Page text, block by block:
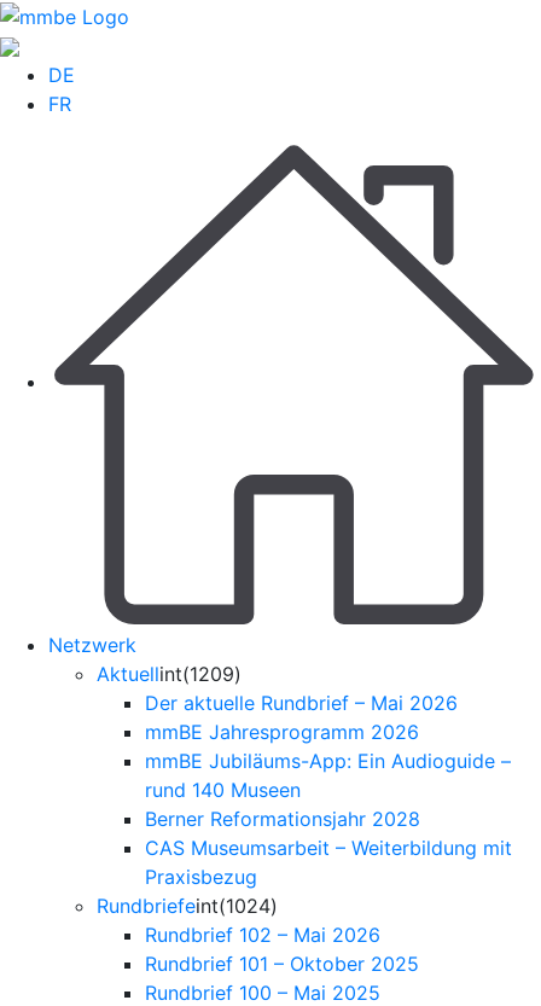
DE
FR
Netzwerk
Aktuellint(1209)
Der aktuelle Rundbrief – Mai 2026
mmBE Jahresprogramm 2026
mmBE Jubiläums-App: Ein Audioguide –
rund 140 Museen
Berner Reformationsjahr 2028
CAS Museumsarbeit – Weiterbildung mit
Praxisbezug
Rundbriefeint(1024)
Rundbrief 102 – Mai 2026
Rundbrief 101 – Oktober 2025
Rundbrief 100 – Mai 2025